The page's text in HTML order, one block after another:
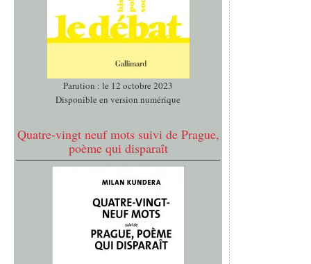
Parution : le 12 octobre 2023
Disponible en version numérique
Quatre-vingt neuf mots suivi de Prague,
poème qui disparaît